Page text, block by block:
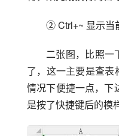
② Ctrl+~ 显示当
二张图，比照一
了，这一主要是查表
情况下便捷一点，下
是按了快捷键后的模